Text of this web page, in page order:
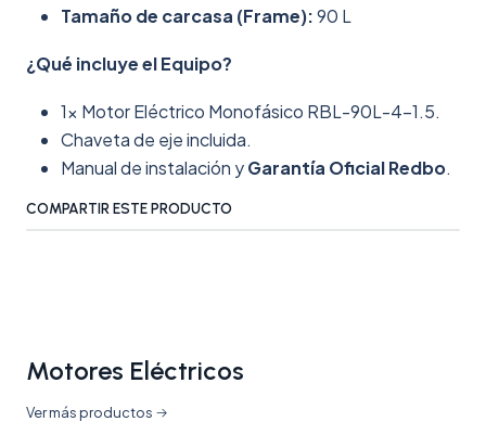
Tamaño de carcasa (Frame):90 L
¿Qué incluye el Equipo?
1x Motor Eléctrico Monofásico RBL-90L-4-1.5.
Chaveta de eje incluida.
Manual de instalación yGarantía Oficial Redbo.
COMPARTIR ESTE PRODUCTO
Motores Eléctricos
Ver más productos